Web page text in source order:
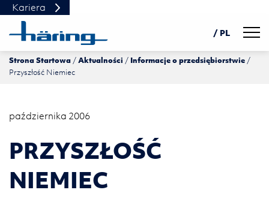
/ PL
DE
Strona Startowa Aktualności
Informacje o przedsiębiorstwie
Przyszłość Niemiec
października 2006
PRZYSZŁOŚĆ
NIEMIEC
Kariera